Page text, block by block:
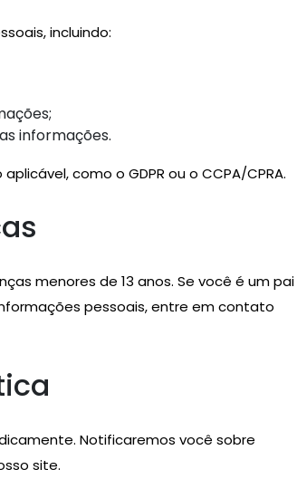
incluindo:
informações.
como o GDPR ou o CCPA/CPRA.
menores de 13 anos. Se você é um pai
pessoais, entre em contato
Notificaremos você sobre
site.